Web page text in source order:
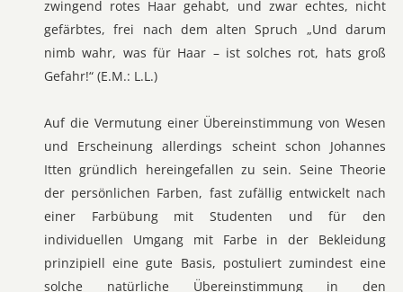
zwingend rotes Haar gehabt, und zwar echtes, nicht
gefärbtes, frei nach dem alten Spruch „Und darum
nimb wahr, was für Haar – ist solches rot, hats groß
Gefahr!“ (E.M.: L.L.)
Auf die Vermutung einer Übereinstimmung von Wesen
und Erscheinung allerdings scheint schon Johannes
Itten gründlich hereingefallen zu sein. Seine Theorie
der persönlichen Farben, fast zufällig entwickelt nach
einer Farbübung mit Studenten und für den
individuellen Umgang mit Farbe in der Bekleidung
prinzipiell eine gute Basis, postuliert zumindest eine
solche natürliche Übereinstimmung in den